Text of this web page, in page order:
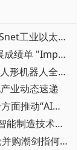
▪ 性能提升5至10倍 我国牵头制定的WiTSnet工业以太网国际标准正式发布
▪ 施耐德电气发布2026上半年可持续发展成绩单 "Impact 2030"路线图开局稳健
▪ 谷歌发布Gemini Robotics 2模型 实现人形机器人全身智能控制突破
业动态速递
▪ 汇川技术首次披露AI战略进展：从两个方面推动“AI业务化”落地
▪ 聚焦智造新机遇！2026 青岛数字化及智能制造技术论坛圆满落幕
▪ 相继宣布重磅收购，自动化巨头新一轮并购潮剑指何方？